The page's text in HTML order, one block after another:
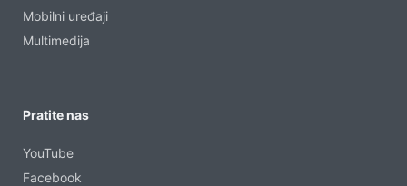
Mobilni uređaji
Multimedija
Pratite nas
YouTube
Facebook